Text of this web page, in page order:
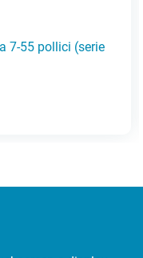
7-55 pollici (serie